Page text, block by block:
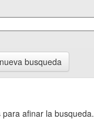
busqueda
para afinar la busqueda.